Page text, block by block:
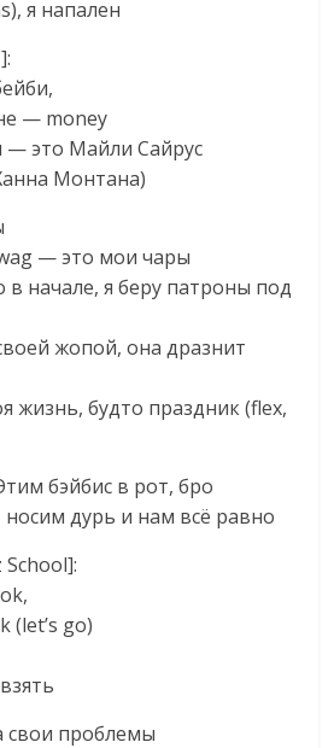
я напален
— money
— это Майли Сайрус
Монтана)
— это мои чары
в начале, я беру патроны под
жопой, она дразнит
жизнь, будто праздник (flex,
бэйбис в рот, бро
дурь и нам всё равно
(let’s go)
проблемы